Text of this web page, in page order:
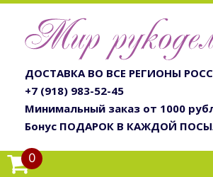
ДОСТАВКА ВО ВСЕ РЕГИОНЫ
+7 (918) 983-52-45
Минимальный заказ от 1000
Бонус ПОДАРОК В КАЖДОЙ
0